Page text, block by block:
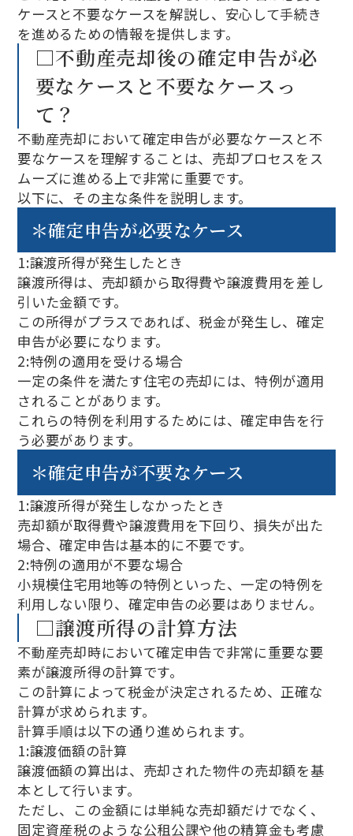
ケースと不要なケースを解説し、安心して手続き
を進めるための情報を提供します。
□不動産売却後の確定申告が必
要なケースと不要なケースっ
て？
不動産売却において確定申告が必要なケースと不
要なケースを理解することは、売却プロセスをス
ムーズに進める上で非常に重要です。
以下に、その主な条件を説明します。
＊確定申告が必要なケース
1:譲渡所得が発生したとき
譲渡所得は、売却額から取得費や譲渡費用を差し
引いた金額です。
この所得がプラスであれば、税金が発生し、確定
申告が必要になります。
2:特例の適用を受ける場合
一定の条件を満たす住宅の売却には、特例が適用
されることがあります。
これらの特例を利用するためには、確定申告を行
う必要があります。
＊確定申告が不要なケース
1:譲渡所得が発生しなかったとき
売却額が取得費や譲渡費用を下回り、損失が出た
場合、確定申告は基本的に不要です。
2:特例の適用が不要な場合
小規模住宅用地等の特例といった、一定の特例を
利用しない限り、確定申告の必要はありません。
□譲渡所得の計算方法
不動産売却時において確定申告で非常に重要な要
素が譲渡所得の計算です。
この計算によって税金が決定されるため、正確な
計算が求められます。
計算手順は以下の通り進められます。
1:譲渡価額の計算
譲渡価額の算出は、売却された物件の売却額を基
本として行います。
ただし、この金額には単純な売却額だけでなく、
固定資産税のような公租公課や他の精算金も考慮